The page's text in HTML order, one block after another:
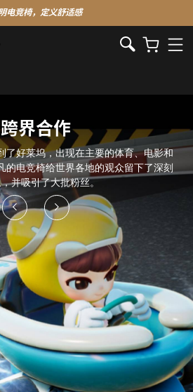
电竞椅，定义舒适感
跨界合作
了好莱坞，出现在主要的体育、电影和
的电竞椅给世界各地的观众留下了深刻
并吸引了大批粉丝。